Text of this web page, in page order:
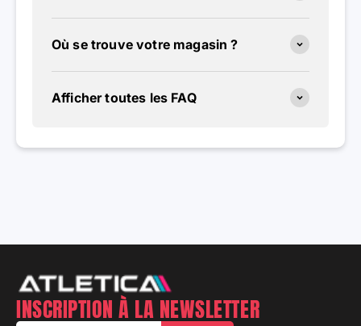
Où se trouve votre magasin ?
Afficher toutes les FAQ
INSCRIPTION À LA NEWSLETTER